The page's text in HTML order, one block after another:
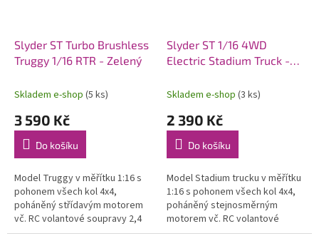
Slyder ST Turbo Brushless
Truggy 1/16 RTR - Zelený
Skladem e-shop (5 ks)
3 590 Kč
Do košíku
Model Truggy v měřítku 1:16 s
pohonem všech kol 4x4,
poháněný střídavým motorem
vč. RC volantové soupravy 2,4
GHz a pohonného akumulátoru.
Slyder ST 1/16 4WD
Electric Stadium Truck -
Skladem e-shop (3 ks)
2 390 Kč
Do košíku
Model Stadium trucku v měřítku
1:16 s pohonem všech kol 4x4,
poháněný stejnosměrným
motorem vč. RC volantové
soupravy 2,4 GHz a pohonného